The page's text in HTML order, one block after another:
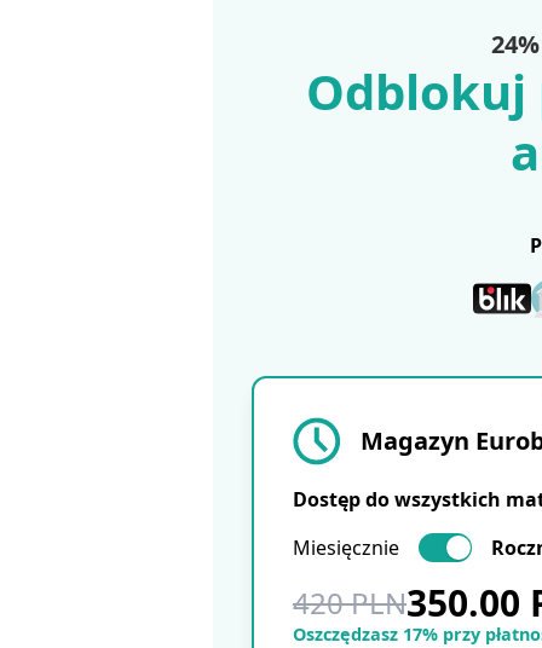
Odblokuj
Magazyn
Dostęp do wszystkich
Miesięcznie
420 PLN350.00
Oszczędzasz 17% przy